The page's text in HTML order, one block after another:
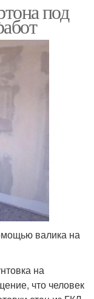
под
валика на
на
что человек